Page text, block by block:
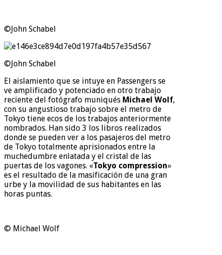
©John Schabel
©John Schabel
El aislamiento que se intuye en Passengers se
ve amplificado y potenciado en otro trabajo
reciente del fotógrafo muniqués Michael Wolf,
con su angustioso trabajo sobre el metro de
Tokyo tiene ecos de los trabajos anteriormente
nombrados. Han sido 3 los libros realizados
donde se pueden ver a los pasajeros del metro
de Tokyo totalmente aprisionados entre la
muchedumbre enlatada y el cristal de las
puertas de los vagones. «Tokyo compression»
es el resultado de la masificación de una gran
urbe y la movilidad de sus habitantes en las
horas puntas.
© Michael Wolf